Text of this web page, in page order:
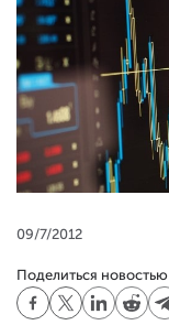
09/7/2012
Поделиться новостью